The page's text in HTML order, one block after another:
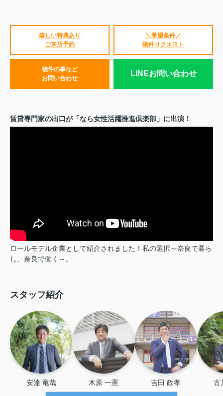
嬉しい特典あり
ご来店予約
＼希望条件／
物件リクエスト
物件の事など
お問い合わせ
LINEお問い合わせ
賃貸専門家の出口が「なら女性活躍推進倶楽部」に出演！
ロールモデル企業として紹介されました！私の選択～奈良で暮ら
し、奈良で働く～。
スタッフ紹介
安達 竜哉 木原 一憲 吉田 政孝 古